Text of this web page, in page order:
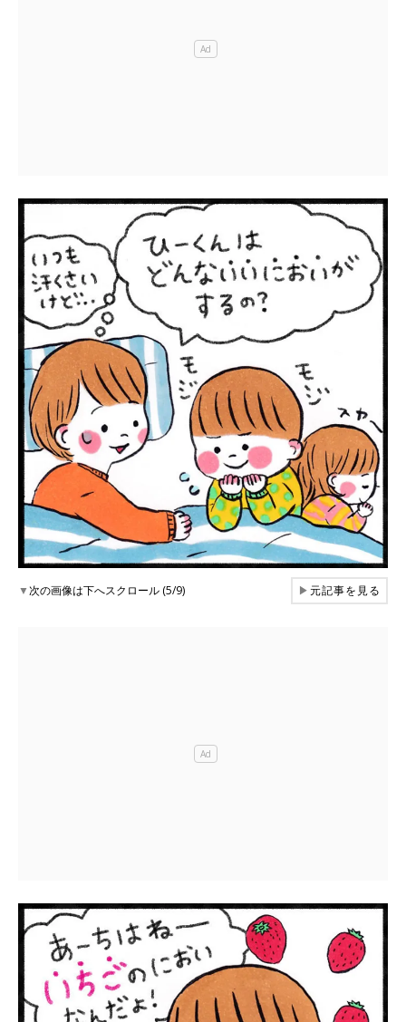
▼次の画像は下へスクロール (5/9) ▶元記事を見る